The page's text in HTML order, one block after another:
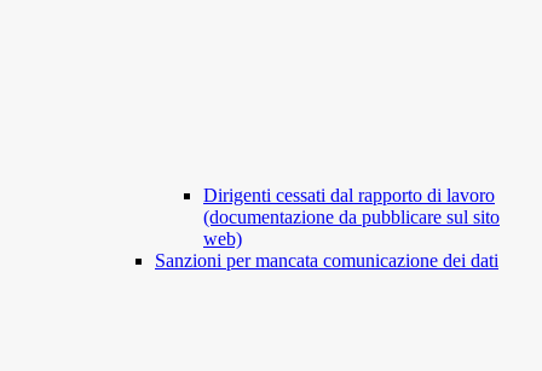
Dirigenti cessati dal rapporto di lavoro
(documentazione da pubblicare sul sito
web)
Sanzioni per mancata comunicazione dei dati